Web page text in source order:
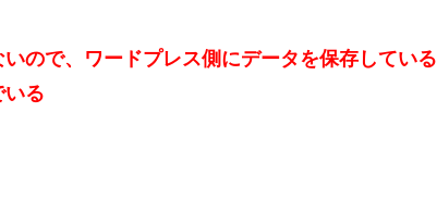
ので、ワードプレス側にデータを保存している
いる